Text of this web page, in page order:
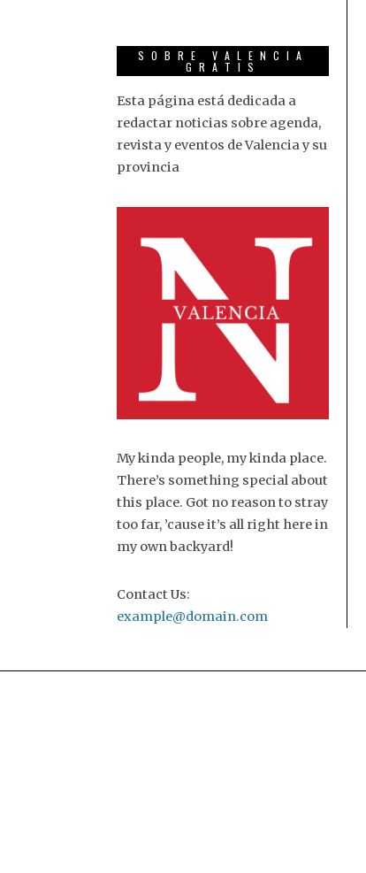
SOBRE VALENCIA
GRATIS
Esta página está dedicada a
redactar noticias sobre agenda,
revista y eventos de Valencia y su
provincia
My kinda people, my kinda place.
There’s something special about
this place. Got no reason to stray
too far, ’cause it’s all right here in
my own backyard!
Contact Us:
example@domain.com